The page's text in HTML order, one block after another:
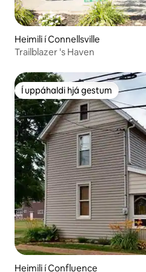
Heimili í Connellsville
Trailblazer 's Haven
Í uppáhaldi hjá gestum
Í uppáhaldi hjá gestum
Heimili í Confluence